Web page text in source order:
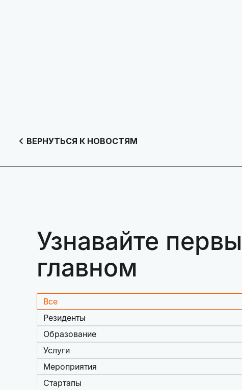
ВЕРНУТЬСЯ К НОВОСТЯМ
Узнавайте
главном
Все
Резиденты
Образование
Услуги
Мероприятия
Стартапы